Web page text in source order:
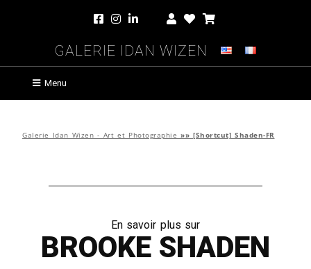
Galerie Idan Wizen
Menu
Galerie Idan Wizen - Art et Photographie »» [Shortcut] Shaden-FR
En savoir plus sur
Brooke Shaden